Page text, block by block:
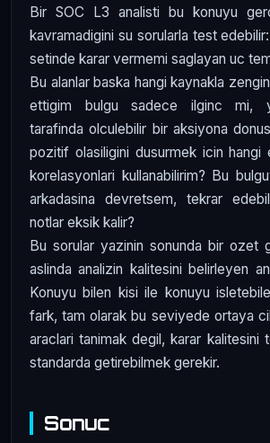
Bir SOC L3 analisti bu konuyu
kavramadigini su sorularla test
setinde karar vermemi saglayan uc
Bu alanlar baska hangi kaynakla
ettigim bulgu sadece ilginc mi,
tarafinda olculebilir bir aksiyona
pozitif olasiligini dusurmek icin
korelasyonlari kullanabilirim? Bu
arkadasina devretsem, tekrar
notlar eksik kalir?
Bu sorular yazinin sonunda bir ozet
aslinda analizin kalitesini belirleyen
Konuyu bilen kisi ile konuyu
fark, tam olarak bu seviyede ortaya
araclari tanimak degil, karar kalitesini
standarda getirebilmek gerekir.
Sonuc